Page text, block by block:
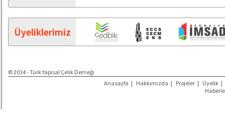
Üyeliklerimiz
© 2014 - Türk Yapısal Çelik Derneği
Anasayfa | Hakkımızda | Projeler | Üyelik |